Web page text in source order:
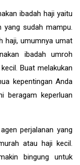
ibadah haji yaitu
sudah mampu.
haji, umumnya umat
ibadah umroh
Buat melakukan
kepentingan Anda
beragam keperluan
perjalanan yang
atau haji kecil.
bingung untuk